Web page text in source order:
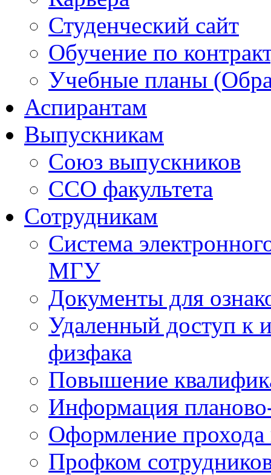
Студенческий сайт
Обучение по
Учебные планы
Аспирантам
Выпускникам
Союз выпускников
ССО факультета
Сотрудникам
Система
МГУ
Документы для
Удаленный доступ к
физфака
Повышение
Информация
Оформление прохода
Профком